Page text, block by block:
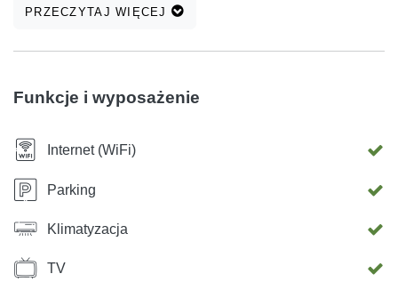
Można odpocząć przy basenie, zrelaksować się na
PRZECZYTAJ WIĘCEJ
Funkcje i wyposażenie
Internet (WiFi)
Parking
Klimatyzacja
TV